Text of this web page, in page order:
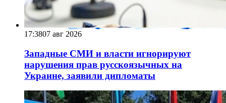
17:3807 авг 2026
Западные СМИ и власти игнорируют
нарушения прав русскоязычных на
Украине, заявили дипломаты